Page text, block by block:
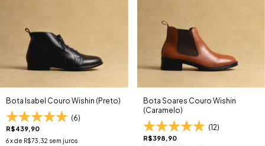
Bota Isabel Couro Wishin (Preto)
(6)
R$439,90
6x de R$73,32 sem juros
Bota Soares Couro Wishin
(Caramelo)
(12)
R$398,90